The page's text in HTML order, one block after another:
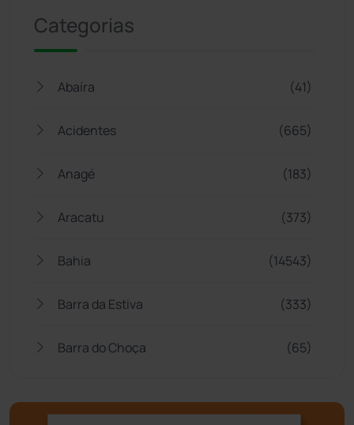
Categorias
Abaíra (41)
Acidentes (665)
Anagé (183)
Aracatu (373)
Bahia (14543)
Barra da Estiva (333)
Barra do Choça (65)